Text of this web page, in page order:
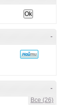
-
-
Все (26)